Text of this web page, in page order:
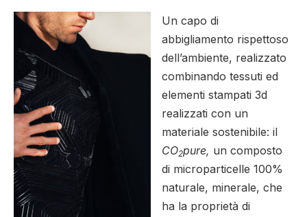
Un capo di
abbigliamento rispettoso
dell’ambiente, realizzato
combinando tessuti ed
elementi stampati 3d
realizzati con un
materiale sostenibile: il
CO2pure, un composto
di microparticelle 100%
naturale, minerale, che
ha la proprietà di